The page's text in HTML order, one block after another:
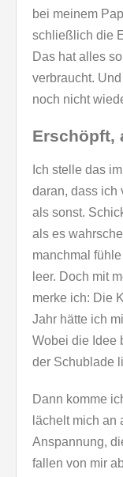
bei meinem
schließlich die
Das hat alles
verbraucht.
noch nicht
Erschöpft,
Ich stelle das
daran, dass ich
als sonst.
als es
manchmal
leer. Doch mit
merke ich: Die
Jahr hätte ich
Wobei die Idee
der Schublade
Dann komme
lächelt mich an
Anspannung,
fallen von mir